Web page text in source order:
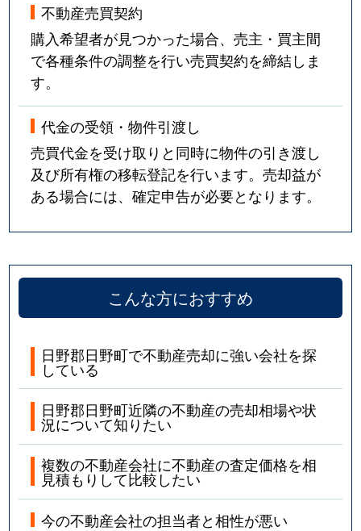
不動産売買契約
購入希望者が見つかった場合、売主・買主間
で各種条件の調整を行い売買契約を締結しま
す。
代金の受領・物件引渡し
売買代金を受け取りと同時に物件の引き渡し
及び所有権の移転登記を行います。売却益が
ある場合には、確定申告が必要となります。
こんな方におすすめ
日野郡日野町で不動産売却に強い会社を探
している
日野郡日野町近隣の不動産の売却相場や状
況について知りたい
複数の不動産会社に不動産の査定価格を相
見積もりして比較したい
今の不動産会社の担当者と相性が悪い